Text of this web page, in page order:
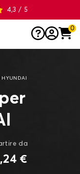
4,3 / 5
0
da
€